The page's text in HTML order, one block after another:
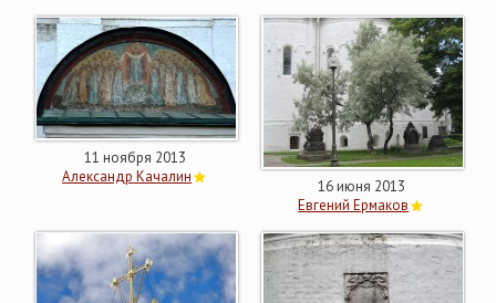
11 ноября 2013
Александр Качалин
16 июня 2013
Евгений Ермаков